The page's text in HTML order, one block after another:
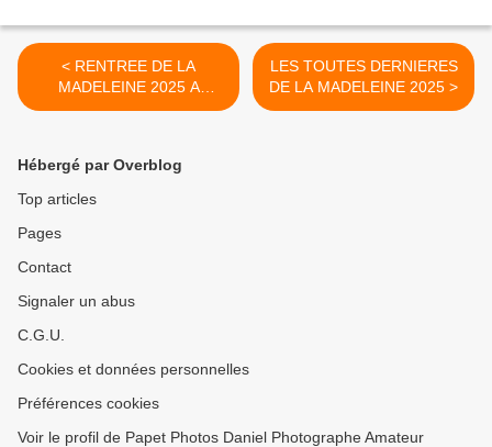
< RENTREE DE LA
MADELEINE 2025 A
GOSSELIES
LES TOUTES DERNIERES
DE LA MADELEINE 2025 >
Hébergé par Overblog
Top articles
Pages
Contact
Signaler un abus
C.G.U.
Cookies et données personnelles
Préférences cookies
Voir le profil de Papet Photos Daniel Photographe Amateur